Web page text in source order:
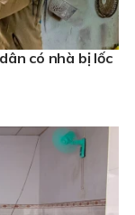
có nhà bị lốc